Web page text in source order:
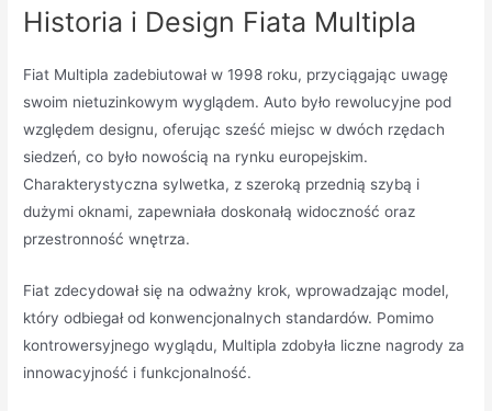
Historia i Design Fiata Multipla
Fiat Multipla zadebiutował w 1998 roku, przyciągając uwagę
swoim nietuzinkowym wyglądem. Auto było rewolucyjne pod
względem designu, oferując sześć miejsc w dwóch rzędach
siedzeń, co było nowością na rynku europejskim.
Charakterystyczna sylwetka, z szeroką przednią szybą i
dużymi oknami, zapewniała doskonałą widoczność oraz
przestronność wnętrza.
Fiat zdecydował się na odważny krok, wprowadzając model,
który odbiegał od konwencjonalnych standardów. Pomimo
kontrowersyjnego wyglądu, Multipla zdobyła liczne nagrody za
innowacyjność i funkcjonalność.